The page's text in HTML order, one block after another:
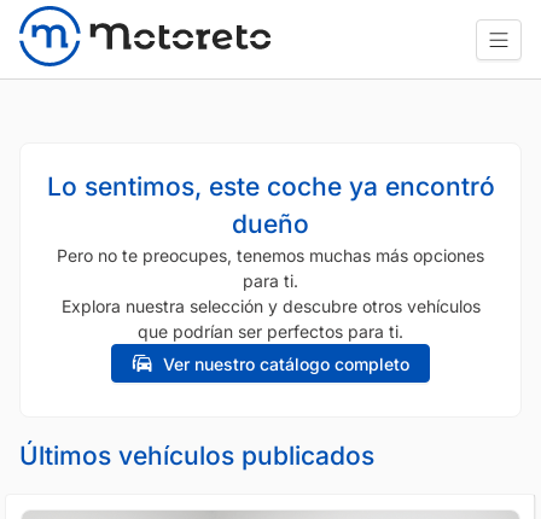
Lo sentimos, este coche ya encontró
dueño
Pero no te preocupes, tenemos muchas más opciones
para ti.
Explora nuestra selección y descubre otros vehículos
que podrían ser perfectos para ti.
Ver nuestro catálogo completo
Últimos vehículos publicados